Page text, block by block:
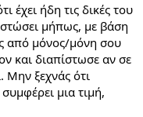
έχει ήδη τις δικές του
μήπως, με βάση
από μόνος/μόνη σου
και διαπίστωσε αν σε
Μην ξεχνάς ότι
μια τιμή,